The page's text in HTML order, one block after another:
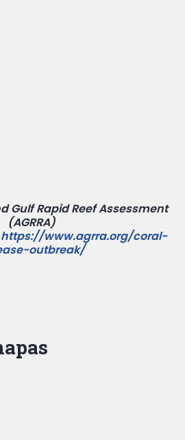
Gulf Rapid Reef Assessment
(AGRRA)
https://www.agrra.org/coral-
outbreak/